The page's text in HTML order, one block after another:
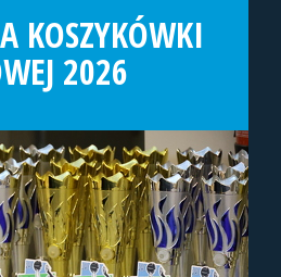
KOSZYKÓWKI
2026